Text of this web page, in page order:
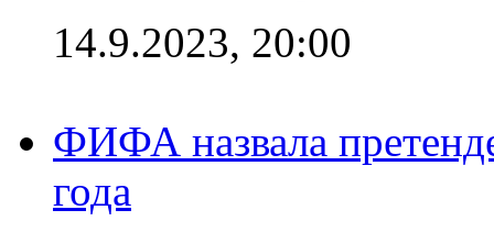
14.9.2023, 20:00
ФИФА назвала
года